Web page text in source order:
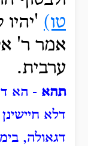
טו)
אמר ר'
ערבית.
תהא - הא
דלא
דגאולה,